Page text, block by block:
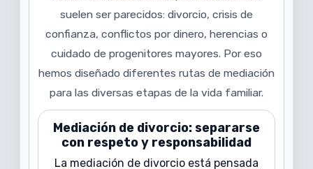
suelen ser parecidos: divorcio, crisis de
confianza, conflictos por dinero, herencias o
cuidado de progenitores mayores. Por eso
hemos diseñado diferentes rutas de mediación
para las diversas etapas de la vida familiar.
Mediación de divorcio: separarse
con respeto y responsabilidad
La mediación de divorcio está pensada